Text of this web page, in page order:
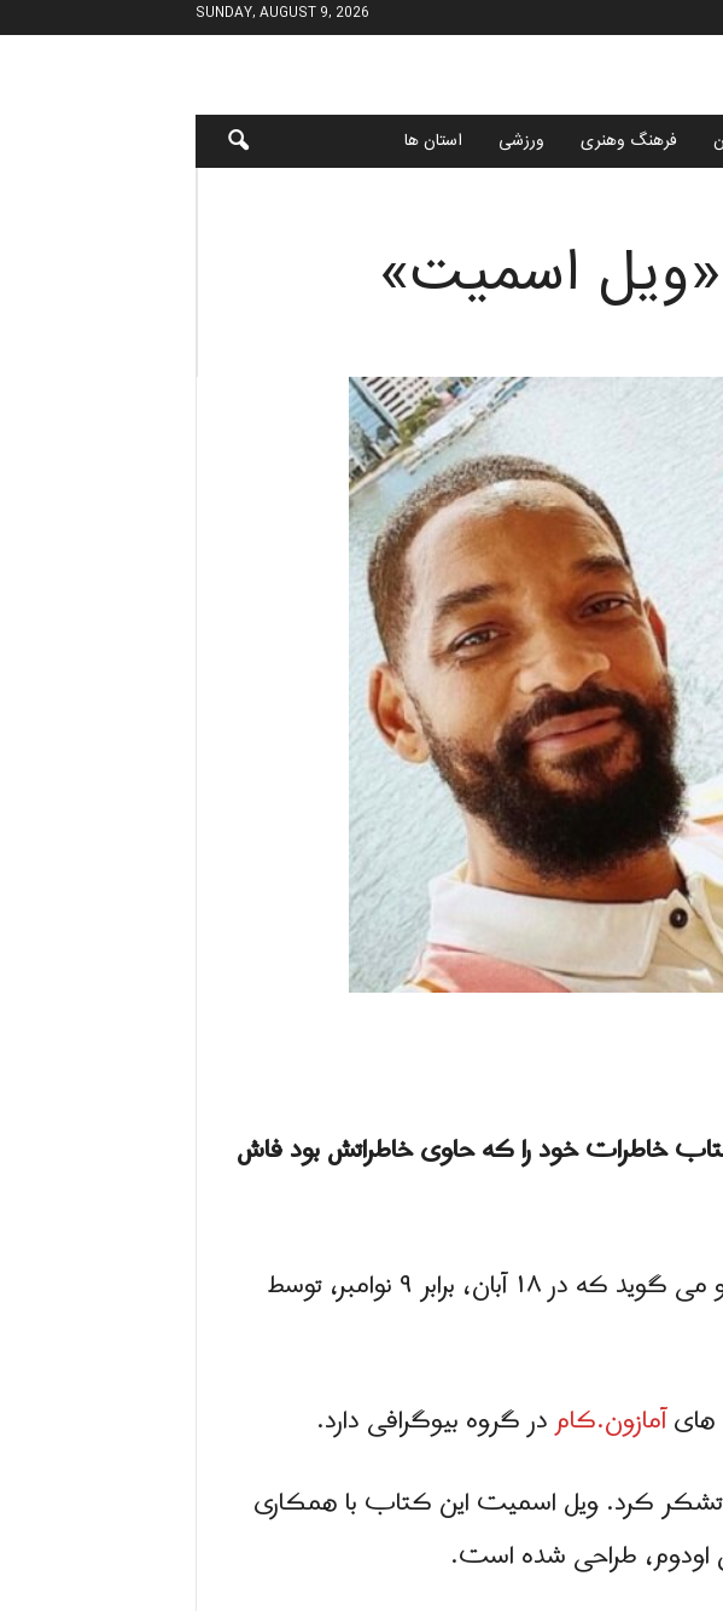
SUNDAY, AUGUST 9, 2026
فرهنگ وهنری ورزشی استان ها
اسمیت»
خاطرات خود را که حاوی خاطراتش بود فاش
ویل اسمیت جلد و عنوان زندگینامه خود را “اسمیت” فاش می کند و می گوید که در ۱۸ آبان، برابر ۹ نوامبر، توسط
هایآمازون.کامدر گروه بیوگرافی دارد.
تشکر کرد. ویل اسمیت این کتاب با همکاری
اودوم، طراحی شده است.